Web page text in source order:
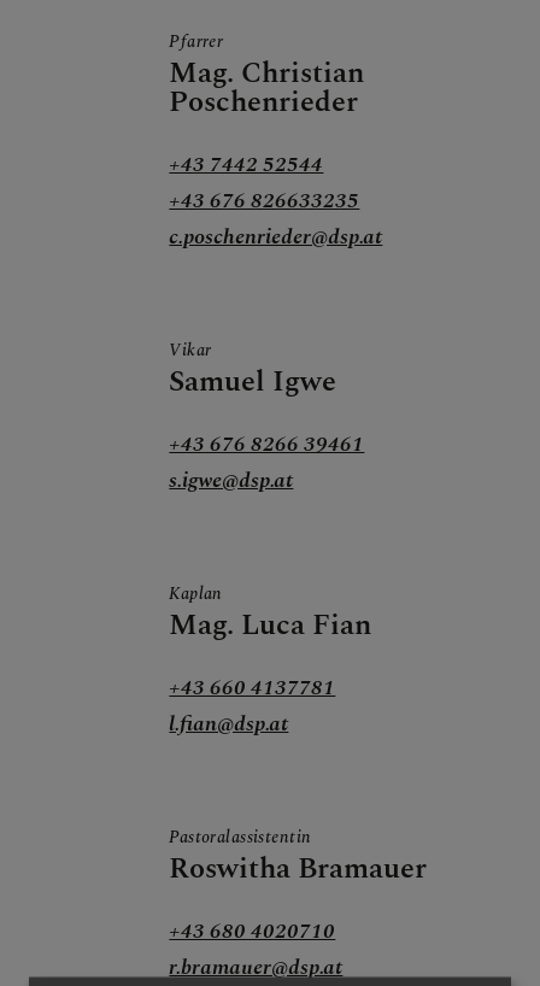
TERMINKALENDER
PFARRBRIEFE
TEAM
Pfarrer
Mag. Christian
Poschenrieder
+43 7442 52544
+43 676 826633235
c.poschenrieder@dsp.at
Vikar
Samuel Igwe
+43 676 8266 39461
s.igwe@dsp.at
Kaplan
Mag. Luca Fian
+43 660 4137781
l.fian@dsp.at
Pastoralassistentin
Roswitha Bramauer
+43 680 4020710
r.bramauer@dsp.at